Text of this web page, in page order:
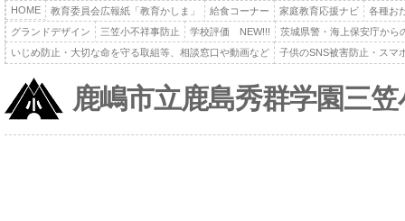
HOME 教育委員会広報紙「教育かしま」 給食コーナー 家庭教育応援ナビ
各種お
グランドデザイン
三笠小不祥事防止 学校評価 NEW!!!
茨城県警・海上保安庁から
いじめ防止・大切な命を守る取組等、相談窓口や動画など
子供のSNS被害防止・スマ
鹿嶋市立鹿島秀群学園三